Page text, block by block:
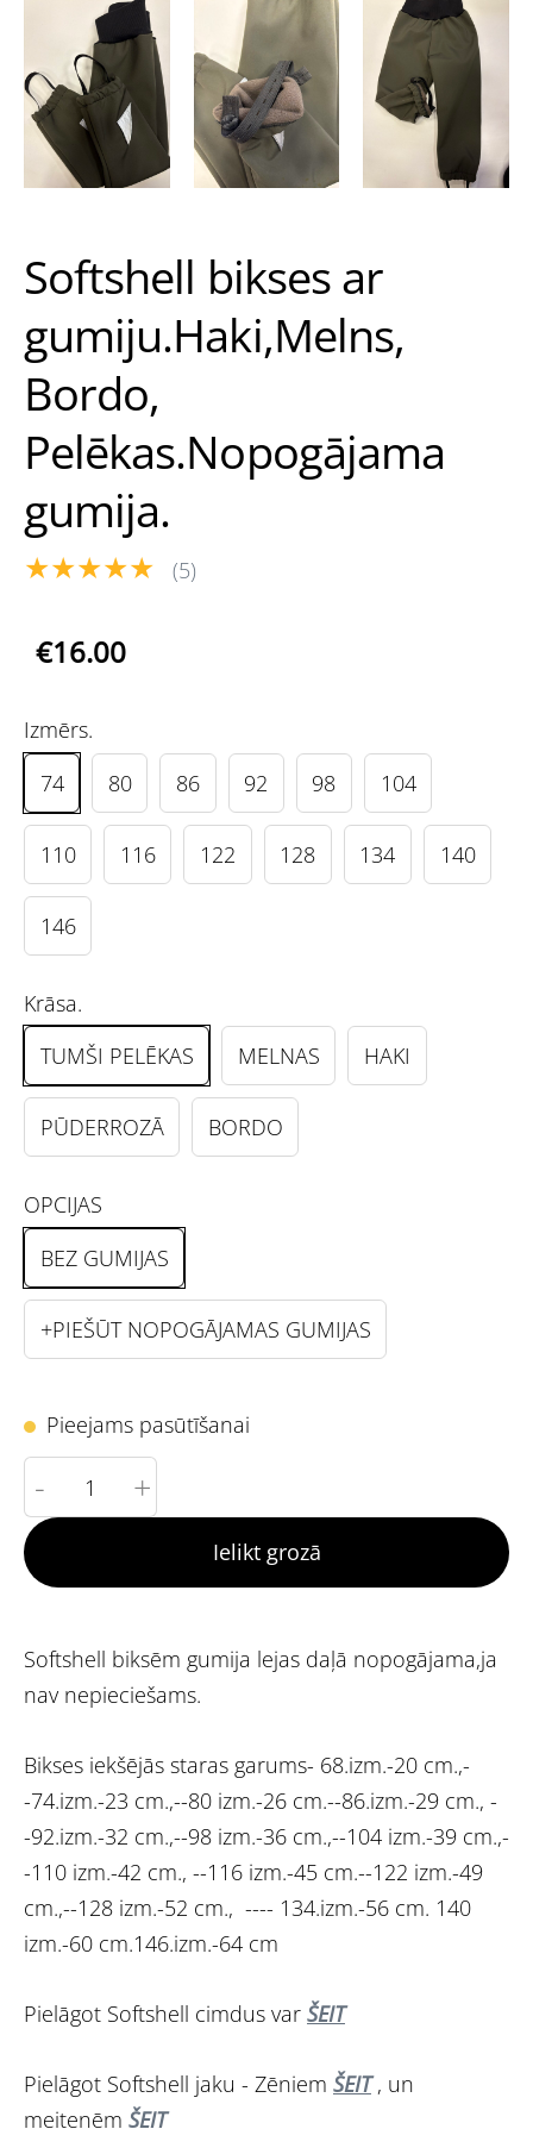
Softshell bikses ar
gumiju.Haki,Melns,
Bordo,
Pelēkas.Nopogājama
gumija.
★★★★★ (5)
€16.00
Izmērs.
74
80 86 92 98 104
110 116 122 128 134 140
146
Krāsa.
TUMŠI PELĒKAS
MELNAS HAKI
PŪDERROZĀ BORDO
OPCIJAS
BEZ GUMIJAS
+PIEŠŪT NOPOGĀJAMAS GUMIJAS
Pieejams pasūtīšanai
- +
Ielikt grozā
Softshell biksēm gumija lejas daļā nopogājama,ja
nav nepieciešams.
Bikses iekšējās staras garums- 68.izm.-20 cm.,-
-74.izm.-23 cm.,--80 izm.-26 cm.--86.izm.-29 cm., -
-92.izm.-32 cm.,--98 izm.-36 cm.,--104 izm.-39 cm.,-
-110 izm.-42 cm., --116 izm.-45 cm.--122 izm.-49
cm.,--128 izm.-52 cm., ---- 134.izm.-56 cm. 140
izm.-60 cm.146.izm.-64 cm
Pielāgot Softshell cimdus var ŠEIT
Pielāgot Softshell jaku - Zēniem ŠEIT, un
meitenēm ŠEIT